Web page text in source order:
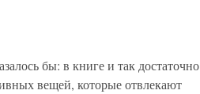
бы: в книге и так достаточно
вещей, которые отвлекают